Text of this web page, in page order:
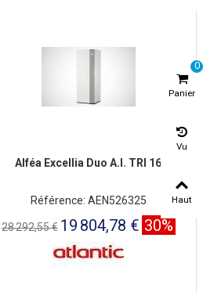
Alféa Excellia Duo A.I. TRI 16
Référence: AEN526325
28 292,55 € 19 804,78 € 30%
Panier
0
Vu
Haut